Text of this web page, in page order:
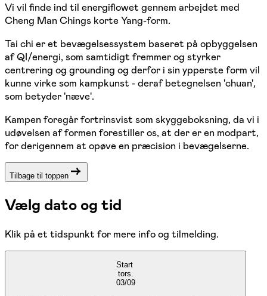
Vi vil finde ind til energiflowet gennem arbejdet med
Cheng Man Chings korte Yang-form.
Tai chi er et bevægelsessystem baseret på opbyggelsen
af QI/energi, som samtidigt fremmer og styrker
centrering og grounding og derfor i sin ypperste form vil
kunne virke som kampkunst - deraf betegnelsen 'chuan',
som betyder 'næve'.
Kampen foregår fortrinsvist som skyggeboksning, da vi i
udøvelsen af formen forestiller os, at der er en modpart,
for derigennem at opøve en præcision i bevægelserne.
Tilbage til toppen
Vælg dato og tid
Klik på et tidspunkt for mere info og tilmelding.
Start
tors.
03/09